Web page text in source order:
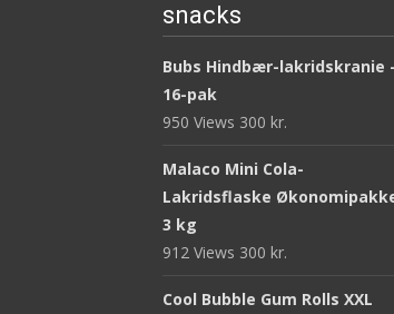
snacks
Bubs Hindbær-lakridskranie
16-pak
950 Views 300 kr.
Malaco Mini Cola-
Lakridsflaske
3 kg
912 Views 300 kr.
Cool Bubble Gum Rolls XXL